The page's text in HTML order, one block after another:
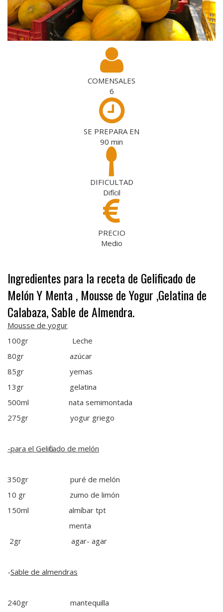
COMENSALES
6
SE PREPARA EN
90 min
DIFICULTAD
Difícil
PRECIO
Medio
Ingredientes para la receta de Gelificado de
Melón Y Menta , Mousse de Yogur ,Gelatina de
Calabaza, Sable de Almendra.
Mousse de yogur
100gr Leche
80gr azúcar
85gr yemas
13gr gelatina
500ml nata semimontada
275gr yogur griego
-para el Gelificado de melón
350gr puré de melón
10 gr zumo de limón
150ml almíbar tpt
menta
2gr agar- agar
-Sable de almendras
240gr mantequilla